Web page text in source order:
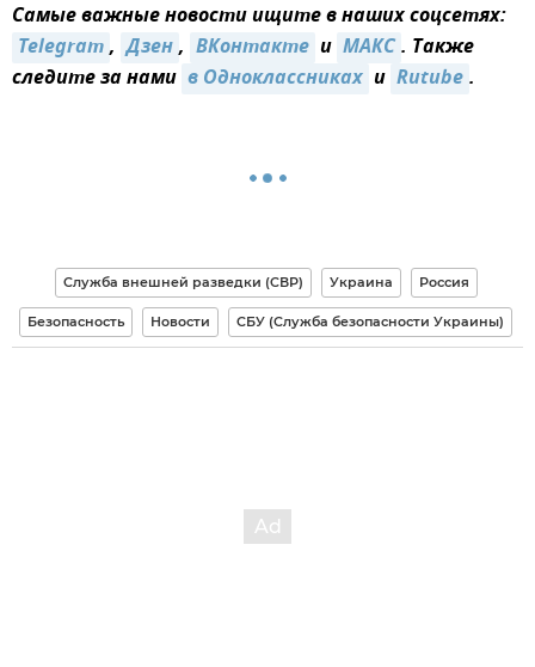
Самые важные новости ищите в наших соцсетях:
Telegram, Дзен, ВКонтакте и МАКС. Также
следите за нами в Одноклассниках и Rutube.
Служба внешней разведки (СВР) Украина Россия
Безопасность Новости СБУ (Служба безопасности Украины)